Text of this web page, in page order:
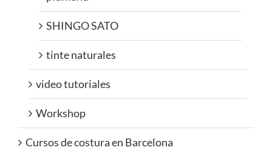
SHINGO SATO
tinte naturales
video tutoriales
Workshop
Cursos de costura en Barcelona